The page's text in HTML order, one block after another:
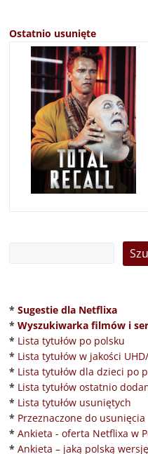
Ostatnio usunięte
* Sugestie dla Netflixa
* Wyszukiwarka filmów i
* Lista tytułów po polsku
* Lista tytułów w jakości
* Lista tytułów dla dzieci po
* Lista tytułów ostatnio
* Lista tytułów usuniętych
* Przeznaczone do usunięcia
* Ankieta - oferta Netflixa w
* Ankieta – jaką polską